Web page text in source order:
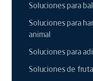
Soluciones para
Soluciones para
animal
Soluciones para
Soluciones de